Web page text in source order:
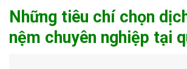
Những tiêu chí chọn
nệm chuyên nghiệp tại